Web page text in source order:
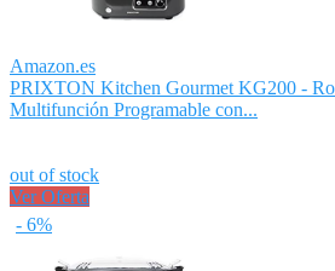
Amazon.es
PRIXTON Kitchen Gourmet KG200 -
Multifunción Programable con...
out of stock
Ver Oferta
- 6%